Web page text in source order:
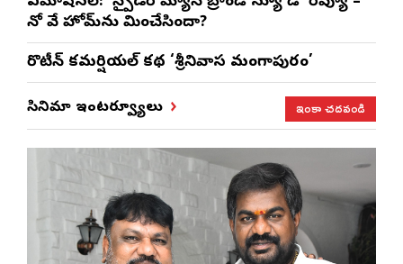
నో వే హోమ్‌ను మించేసిందా?
రొటీన్‌ కమర్షియల్‌ కథ ‘శ్రీనివాస మంగాపురం’
సినిమా ఇంటర్వ్యూలు ఇంకా చదవండి